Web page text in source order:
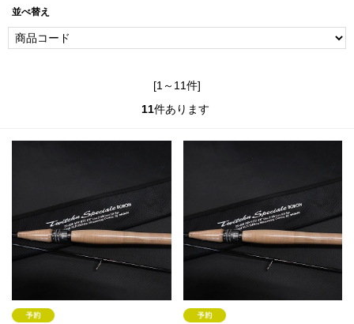
並べ替え
[1～11件]
11件あります